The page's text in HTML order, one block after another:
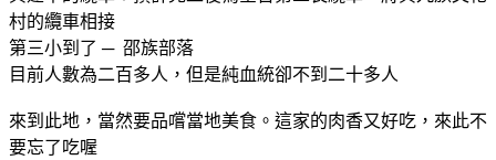
村的纜車相接
第三小到了 ─ 邵族部落
目前人數為二百多人，但是純血統卻不到二十多人
來到此地，當然要品嚐當地美食。這家的肉香又好吃，來此不
要忘了吃喔